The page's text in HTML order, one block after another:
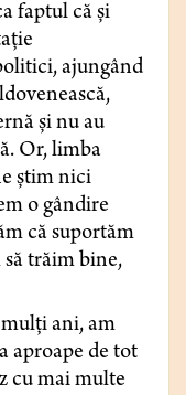
faptul că și
ajungând
și nu au
Or, limba
știm nici
o gândire
că suportăm
trăim bine,
ani, am
aproape de tot
cu mai multe